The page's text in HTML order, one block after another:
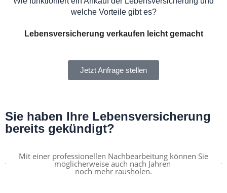
welche Vorteile gibt es?
Lebensversicherung verkaufen leicht gemacht
Jetzt Anfrage stellen
Sie haben Ihre Lebensversicherung
bereits gekündigt?
Mit einer professionellen Nachbearbeitung können Sie
möglicherweise auch nach Jahren
noch mehr rausholen.